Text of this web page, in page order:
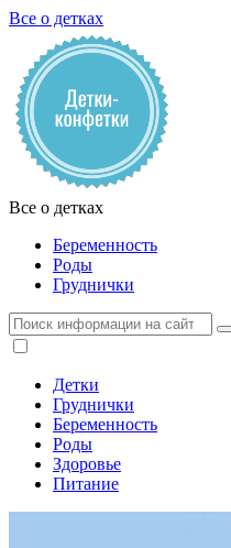
Все о детках
Все о детках
Беременность
Роды
Груднички
Детки
Груднички
Беременность
Роды
Здоровье
Питание